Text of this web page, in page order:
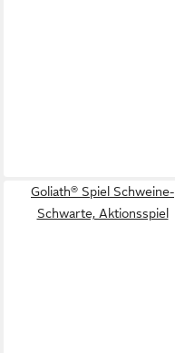
Goliath® Spiel Schweine-
Schwarte, Aktionsspiel